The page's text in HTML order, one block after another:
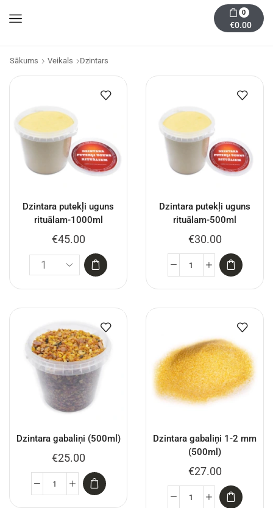
0
€0.00
Sākums Veikals Dzintars
Dzintara putekļi uguns
rituālam-1000ml
€45.00
Dzintara putekļi uguns
rituālam-500ml
€30.00
Dzintara gabaliņi (500ml)
€25.00
Dzintara gabaliņi 1-2 mm
(500ml)
€27.00